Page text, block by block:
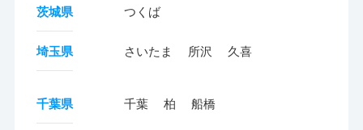
茨城県 つくば
埼玉県 さいたま 所沢 久喜
千葉県 千葉 柏 船橋